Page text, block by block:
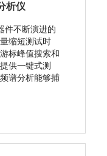
析仪
件不断演进的
缩短测试时
标峰值搜索和
供一键式测
谱分析能够捕